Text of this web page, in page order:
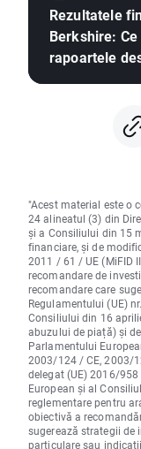
Rezultatele
Berkshire:
rapoartele
"Acest material este o
24 alineatul (3) din
și a Consiliului din 15
financiare, și de
2011 / 61 / UE (MiFID
recomandare de
recomandare care
Regulamentului (UE)
Consiliului din 16
abuzului de piață) și
Parlamentului
2003/124 / CE, 2003/
delegat (UE) 2016/
European și al
reglementare pentru
obiectivă a
sugerează strategii de
particulare sau